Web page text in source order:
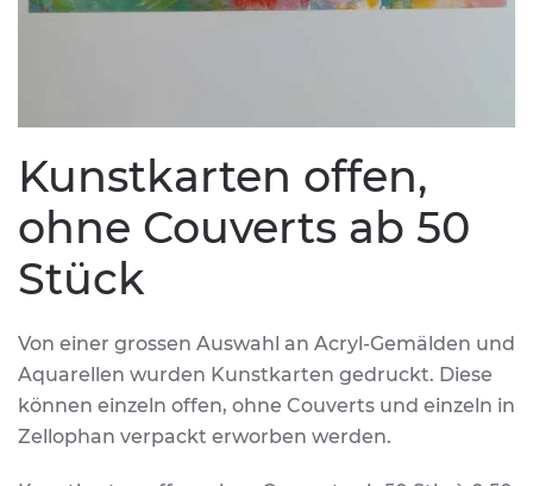
Kunstkarten offen,
ohne Couverts ab 50
Stück
Von einer grossen Auswahl an Acryl-Gemälden und
Aquarellen wurden Kunstkarten gedruckt. Diese
können einzeln offen, ohne Couverts und einzeln in
Zellophan verpackt erworben werden.